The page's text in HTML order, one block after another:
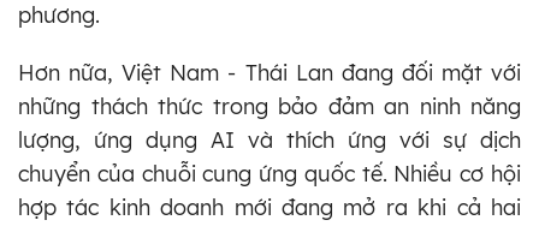
phương.
Hơn nữa, Việt Nam - Thái Lan đang đối mặt với
những thách thức trong bảo đảm an ninh năng
lượng, ứng dụng AI và thích ứng với sự dịch
chuyển của chuỗi cung ứng quốc tế. Nhiều cơ hội
hợp tác kinh doanh mới đang mở ra khi cả hai